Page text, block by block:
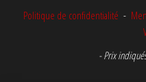
Politique de confidentialité -
- Prix